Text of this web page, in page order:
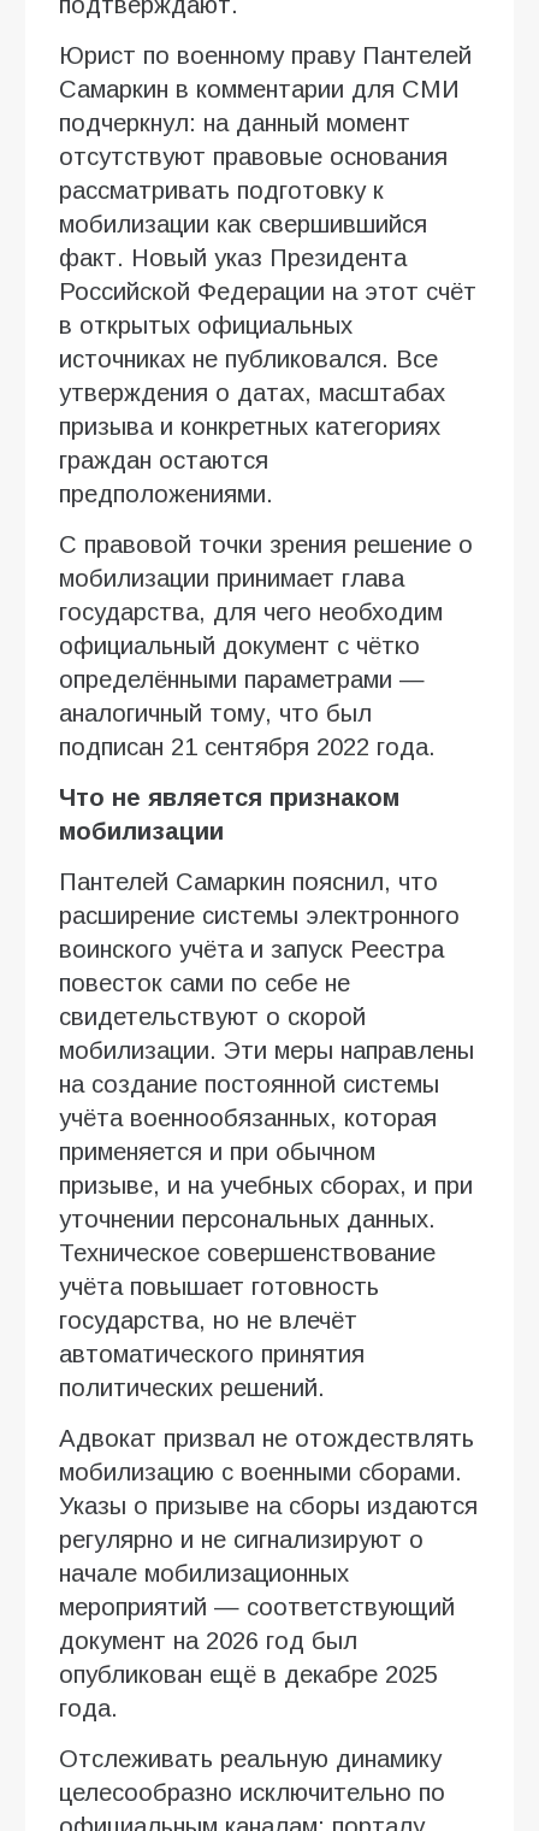
Юрист по военному праву Пантелей
Самаркин в комментарии для СМИ
подчеркнул: на данный момент
отсутствуют правовые основания
рассматривать подготовку к
мобилизации как свершившийся
факт. Новый указ Президента
Российской Федерации на этот счёт
в открытых официальных
источниках не публиковался. Все
утверждения о датах, масштабах
призыва и конкретных категориях
граждан остаются
предположениями.
С правовой точки зрения решение о
мобилизации принимает глава
государства, для чего необходим
официальный документ с чётко
определёнными параметрами —
аналогичный тому, что был
подписан 21 сентября 2022 года.
Что не является признаком
мобилизации
Пантелей Самаркин пояснил, что
расширение системы электронного
воинского учёта и запуск Реестра
повесток сами по себе не
свидетельствуют о скорой
мобилизации. Эти меры направлены
на создание постоянной системы
учёта военнообязанных, которая
применяется и при обычном
призыве, и на учебных сборах, и при
уточнении персональных данных.
Техническое совершенствование
учёта повышает готовность
государства, но не влечёт
автоматического принятия
политических решений.
Адвокат призвал не отождествлять
мобилизацию с военными сборами.
Указы о призыве на сборы издаются
регулярно и не сигнализируют о
начале мобилизационных
мероприятий — соответствующий
документ на 2026 год был
опубликован ещё в декабре 2025
года.
Отслеживать реальную динамику
целесообразно исключительно по